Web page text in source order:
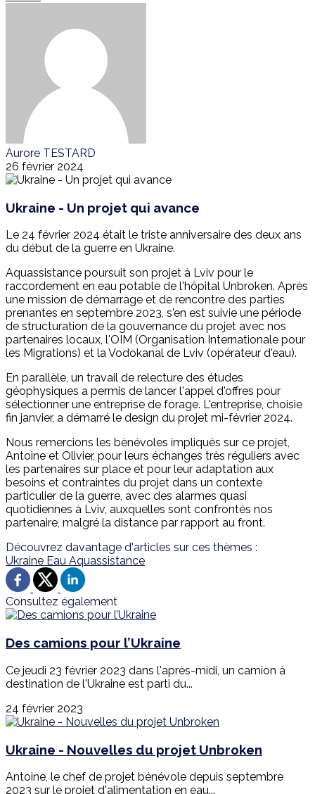
Aurore TESTARD
26 février 2024
Ukraine - Un projet qui avance
Le 24 février 2024 était le triste anniversaire des deux ans
du début de la guerre en Ukraine.
Aquassistance poursuit son projet à Lviv pour le
raccordement en eau potable de l'hôpital Unbroken. Après
une mission de démarrage et de rencontre des parties
prenantes en septembre 2023, s'en est suivie une période
de structuration de la gouvernance du projet avec nos
partenaires locaux, l'OIM (Organisation Internationale pour
les Migrations) et la Vodokanal de Lviv (opérateur d'eau).
En parallèle, un travail de relecture des études
géophysiques a permis de lancer l'appel d'offres pour
sélectionner une entreprise de forage. L'entreprise, choisie
fin janvier, a démarré le design du projet mi-février 2024.
Nous remercions les bénévoles impliqués sur ce projet,
Antoine et Olivier, pour leurs échanges très réguliers avec
les partenaires sur place et pour leur adaptation aux
besoins et contraintes du projet dans un contexte
particulier de la guerre, avec des alarmes quasi
quotidiennes à Lviv, auxquelles sont confrontés nos
partenaire, malgré la distance par rapport au front.
Découvrez davantage d'articles sur ces thèmes :
Ukraine Eau Aquassistance
Consultez également
Des camions pour l’Ukraine
Ce jeudi 23 février 2023 dans l'après-midi, un camion à
destination de l'Ukraine est parti du...
24 février 2023
Ukraine - Nouvelles du projet Unbroken
Antoine, le chef de projet bénévole depuis septembre
2023 sur le projet d'alimentation en eau...